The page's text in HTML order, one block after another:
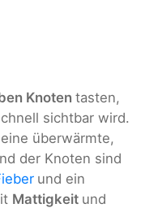
Knoten tasten,
sichtbar wird.
überwärmte,
der Knoten sind
und ein
Mattigkeit und